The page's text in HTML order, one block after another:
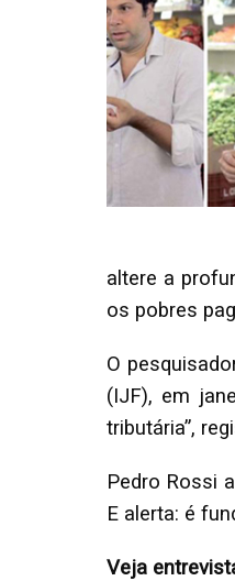
altere a
os pobres
O
(IJF), em
tributária”,
Pedro Rossi
E alerta: é
Veja